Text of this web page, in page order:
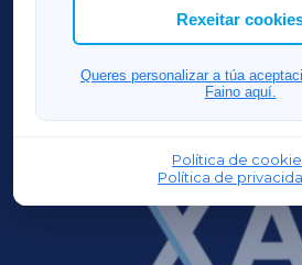
Rexeitar
Queres personalizar a túa
Faino aquí.
Política de
Política de
ACORUÑAXA
FERROLXA
OURENSEXA